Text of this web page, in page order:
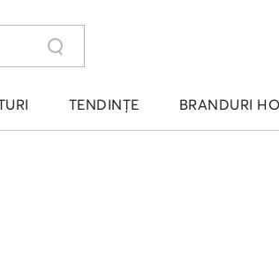
TENDINȚE BRANDURI